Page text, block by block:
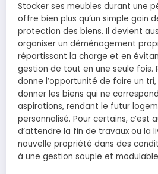
Stocker ses meubles durant une
offre bien plus qu’un simple gain
protection des biens. Il devient
organiser un déménagement
répartissant la charge et en
gestion de tout en une seule fois.
donne l’opportunité de faire un
donner les biens qui ne
aspirations, rendant le futur
personnalisé. Pour certains, c’est
d’attendre la fin de travaux ou la
nouvelle propriété dans des
à une gestion souple et